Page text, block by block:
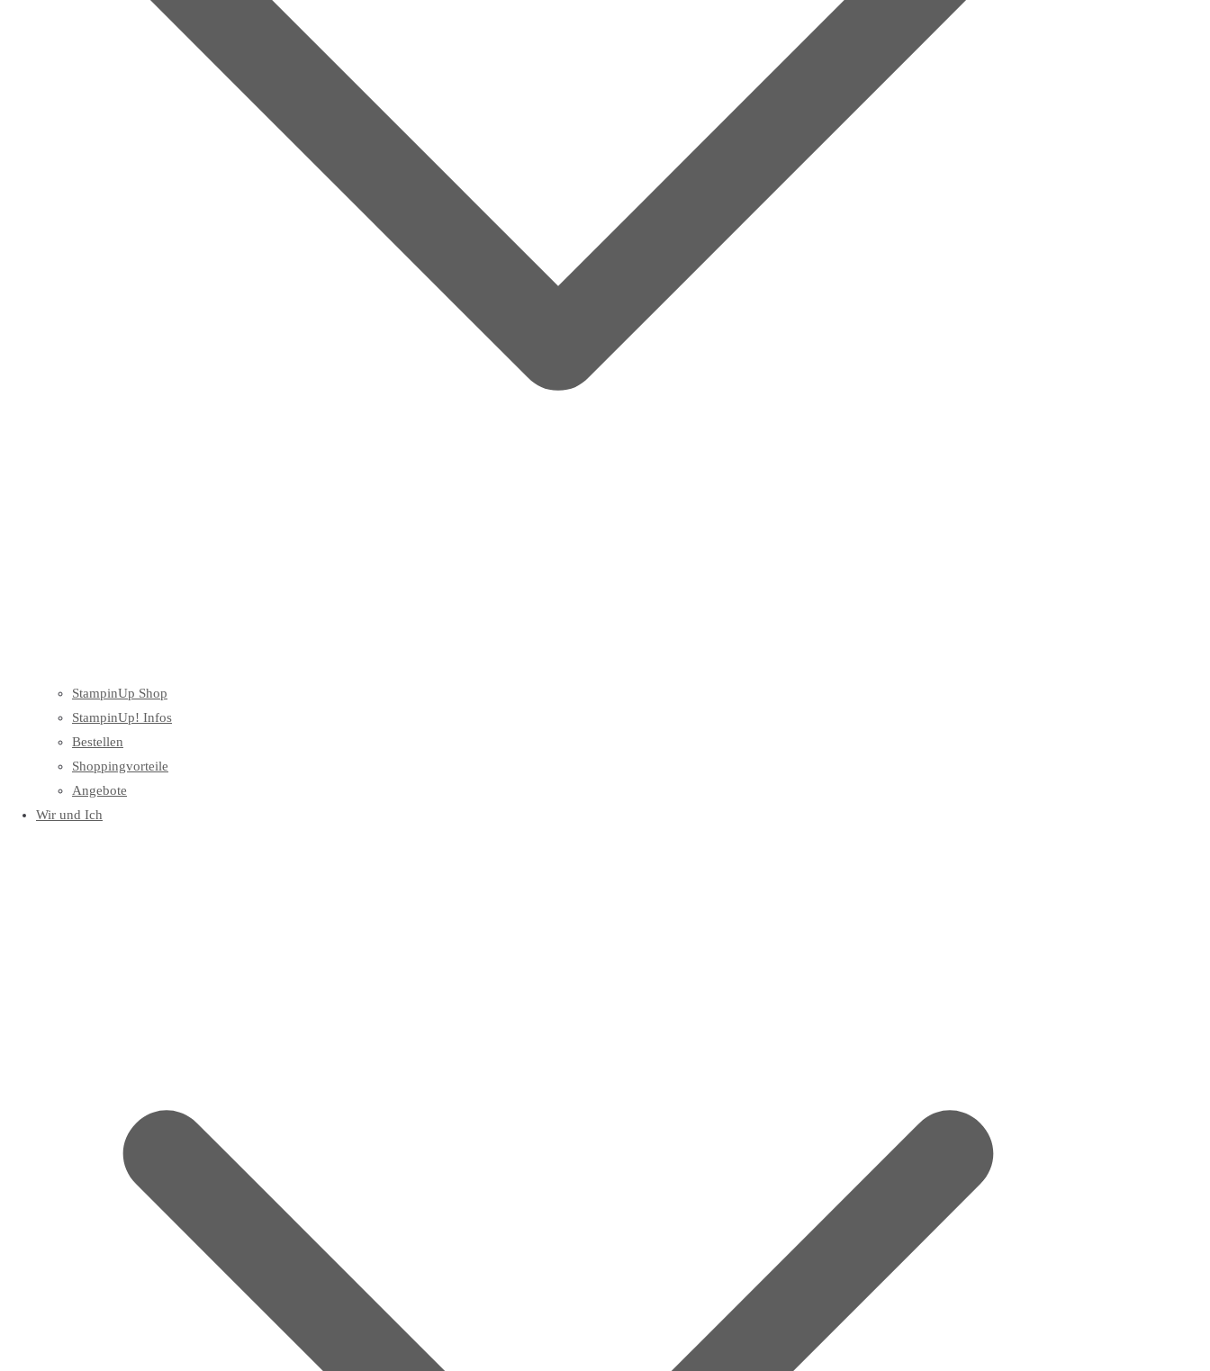
StampinUp Shop
StampinUp! Infos
Bestellen
Shoppingvorteile
Angebote
Wir und Ich